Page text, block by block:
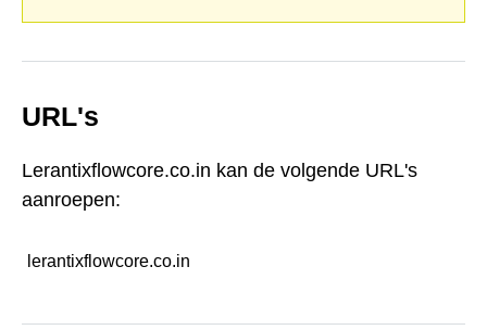
URL's
Lerantixflowcore.co.in kan de volgende URL's
aanroepen:
lerantixflowcore.co.in